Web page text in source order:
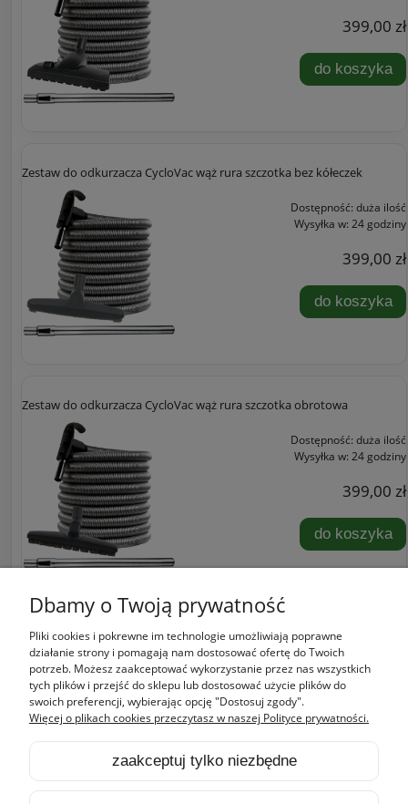
399,00 zł
do koszyka
Zestaw do odkurzacza CycloVac wąż rura szczotka bez kółeczek
Dostępność: duża ilość
Wysyłka w: 24 godziny
399,00 zł
do koszyka
Zestaw do odkurzacza CycloVac wąż rura szczotka obrotowa
Dostępność: duża ilość
Wysyłka w: 24 godziny
399,00 zł
do koszyka
Zakupy
Pomoc
Dbamy o Twoją prywatność
Pliki cookies i pokrewne im technologie umożliwiają poprawne
działanie strony i pomagają nam dostosować ofertę do Twoich
potrzeb. Możesz zaakceptować wykorzystanie przez nas wszystkich
tych plików i przejść do sklepu lub dostosować użycie plików do
swoich preferencji, wybierając opcję "Dostosuj zgody".
Więcej o plikach cookies przeczytasz w naszej Polityce prywatności.
zaakceptuj tylko niezbędne